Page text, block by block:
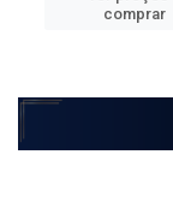
comprar